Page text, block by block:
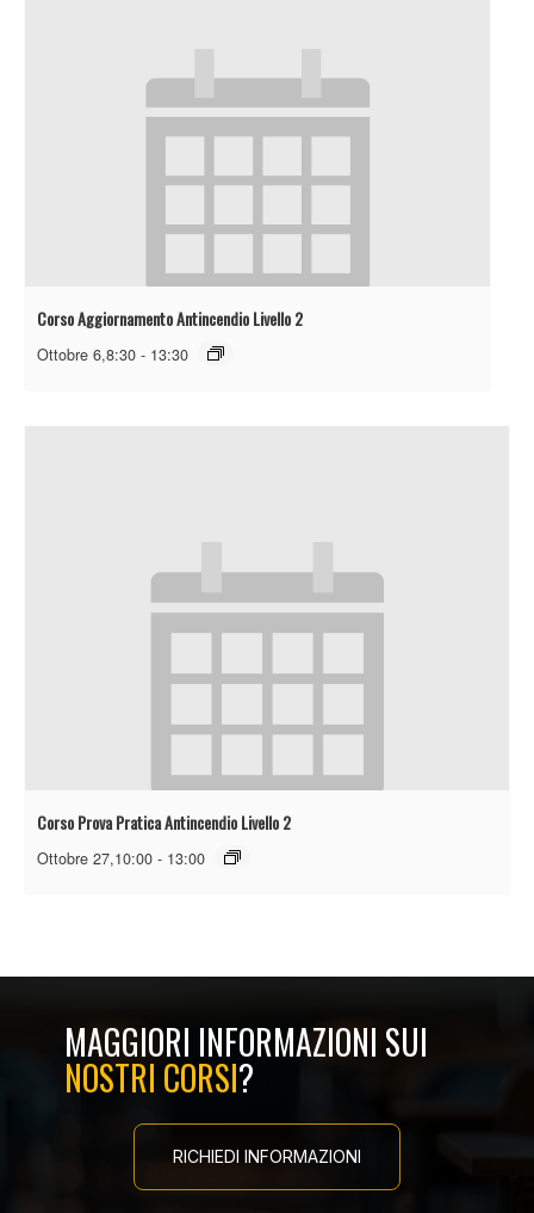
Corso Aggiornamento Antincendio Livello 2
Ottobre 6,8:30 - 13:30
Corso Prova Pratica Antincendio Livello 2
Ottobre 27,10:00 - 13:00
MAGGIORI INFORMAZIONI SUI
NOSTRI CORSI?
RICHIEDI INFORMAZIONI